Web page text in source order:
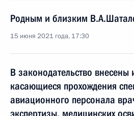
Родным и близким
15 июня 2021 года, 17:30
В законодательство внесены
касающиеся прохождения
авиационного персонала
экспертизы, медицинских